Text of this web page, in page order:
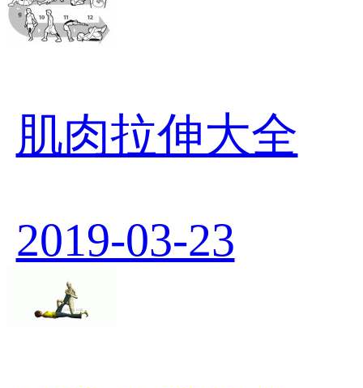
肌肉拉伸大全
2019-03-23